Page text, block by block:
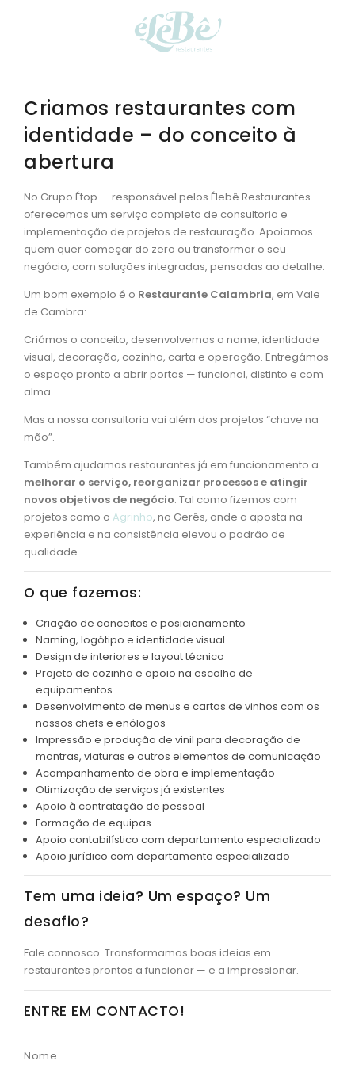
Criamos restaurantes com
identidade – do conceito à
abertura
No Grupo Étop — responsável pelos Élebê Restaurantes —
oferecemos um serviço completo de consultoria e
implementação de projetos de restauração. Apoiamos
quem quer começar do zero ou transformar o seu
negócio, com soluções integradas, pensadas ao detalhe.
Um bom exemplo é o Restaurante Calambria, em Vale
de Cambra:
Criámos o conceito, desenvolvemos o nome, identidade
visual, decoração, cozinha, carta e operação. Entregámos
o espaço pronto a abrir portas — funcional, distinto e com
alma.
Mas a nossa consultoria vai além dos projetos “chave na
mão”.
Também ajudamos restaurantes já em funcionamento a
melhorar o serviço, reorganizar processos e atingir
novos objetivos de negócio. Tal como fizemos com
projetos como o Agrinho, no Gerês, onde a aposta na
experiência e na consistência elevou o padrão de
qualidade.
O que fazemos:
Criação de conceitos e posicionamento
Naming, logótipo e identidade visual
Design de interiores e layout técnico
Projeto de cozinha e apoio na escolha de
equipamentos
Desenvolvimento de menus e cartas de vinhos com os
nossos chefs e enólogos
Impressão e produção de vinil para decoração de
montras, viaturas e outros elementos de comunicação
Acompanhamento de obra e implementação
Otimização de serviços já existentes
Apoio à contratação de pessoal
Formação de equipas
Apoio contabilístico com departamento especializado
Apoio jurídico com departamento especializado
Tem uma ideia? Um espaço? Um
desafio?
Fale connosco. Transformamos boas ideias em
restaurantes prontos a funcionar — e a impressionar.
ENTRE EM CONTACTO!
Nome